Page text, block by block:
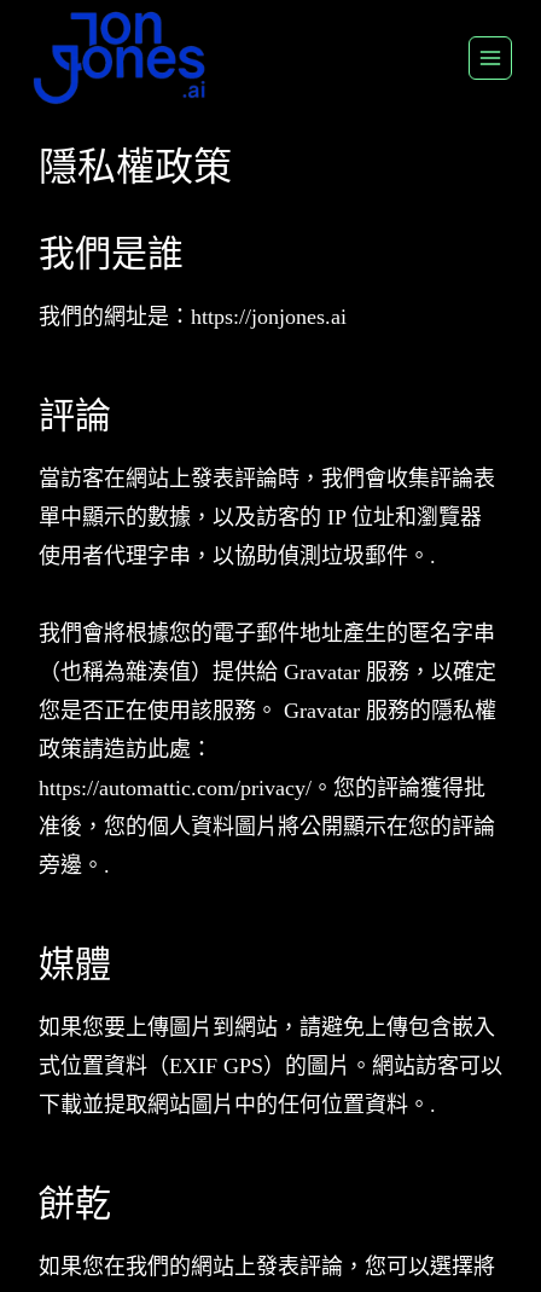
隱私權政策
我們是誰
我們的網址是：https://jonjones.ai
評論
當訪客在網站上發表評論時，我們會收集評論表
單中顯示的數據，以及訪客的 IP 位址和瀏覽器
使用者代理字串，以協助偵測垃圾郵件。.
我們會將根據您的電子郵件地址產生的匿名字串
（也稱為雜湊值）提供給 Gravatar 服務，以確定
您是否正在使用該服務。 Gravatar 服務的隱私權
政策請造訪此處：
https://automattic.com/privacy/。您的評論獲得批
准後，您的個人資料圖片將公開顯示在您的評論
旁邊。.
媒體
如果您要上傳圖片到網站，請避免上傳包含嵌入
式位置資料（EXIF GPS）的圖片。網站訪客可以
下載並提取網站圖片中的任何位置資料。.
餅乾
如果您在我們的網站上發表評論，您可以選擇將